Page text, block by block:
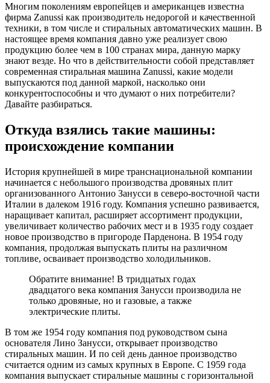
Многим поколениям европейцев и американцев известна
фирма Zanussi как производитель недорогой и качественной
техники, в том числе и стиральных автоматических машин. В
настоящее время компания давно уже реализует свою
продукцию более чем в 100 странах мира, данную марку
знают везде. Но что в действительности собой представляет
современная стиральная машина Zanussi, какие модели
выпускаются под данной маркой, насколько они
конкурентоспособны и что думают о них потребители?
Давайте разбираться.
Откуда взялись такие машины:
происхождение компании
История крупнейшей в мире транснациональной компании
начинается с небольшого производства дровяных плит
организованного Антонио Занусси в северо-восточной части
Италии в далеком 1916 году. Компания успешно развивается,
наращивает капитал, расширяет ассортимент продукции,
увеличивает количество рабочих мест и в 1935 году создает
новое производство в пригороде Парденона. В 1954 году
компания, продолжая выпускать плиты на различном
топливе, осваивает производство холодильников.
Обратите внимание! В тридцатых годах
двадцатого века компания Занусси производила не
только дровяные, но и газовые, а также
электрические плиты.
В том же 1954 году компания под руководством сына
основателя Лино Занусси, открывает производство
стиральных машин. И по сей день данное производство
считается одним из самых крупных в Европе. С 1959 года
компания выпускает стиральные машины с горизонтальной